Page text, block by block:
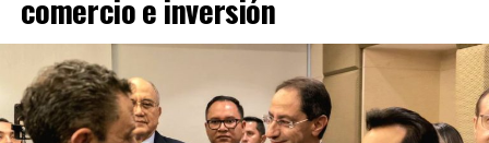
comercio e inversión